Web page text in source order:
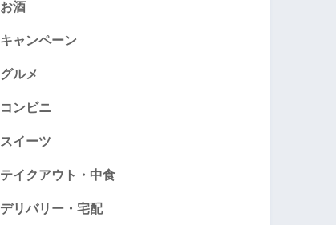
お酒
キャンペーン
グルメ
コンビニ
スイーツ
テイクアウト・中食
デリバリー・宅配